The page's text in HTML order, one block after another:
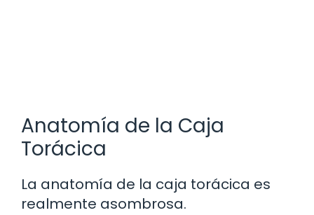
Anatomía de la Caja
Torácica
La anatomía de la caja torácica es
realmente asombrosa.